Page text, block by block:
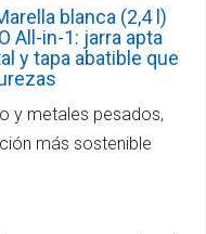
blanca (2,4 l)
All-in-1: jarra apta
y tapa abatible que
y metales pesados,
más sostenible